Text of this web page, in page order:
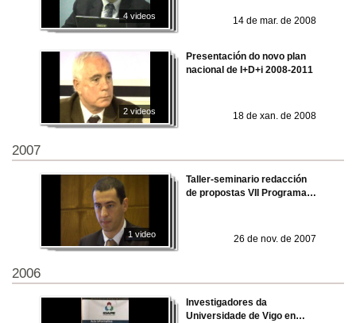
4 videos 14 de mar. de 2008
2 videos
Presentación do novo plan
nacional de I+D+i 2008-2011
18 de xan. de 2008
2007
1 video
Taller-seminario redacción
de propostas VII Programa
26 de nov. de 2007
2006
Investigadores da
Universidade de Vigo en